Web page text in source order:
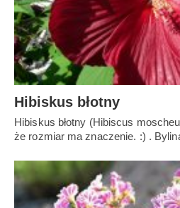
Hibiskus błotny
Hibiskus błotny (Hibiscus
że rozmiar ma znaczenie. :) .